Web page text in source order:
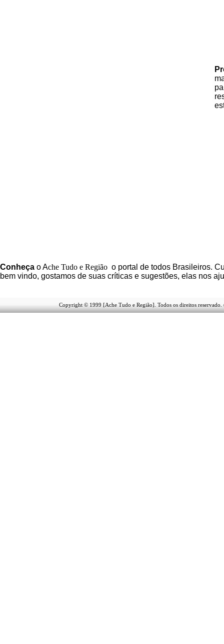
Conheça oAche Tudo e Região o portal de todos Brasileiros.
bem vindo, gostamos de suas críticas e sugestões, elas nos
Copyright © 1999 [Ache Tudo e Região]. Todos os direitos reservado.